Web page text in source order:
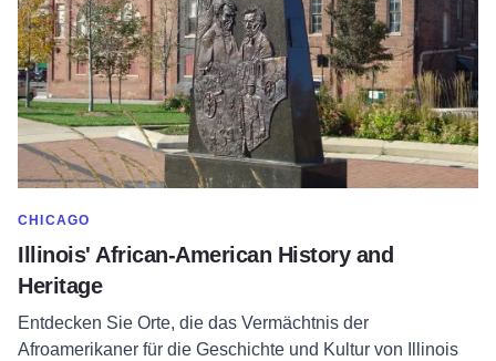
MEHR ANZEIGEN IN DER KATEGORIE
CHICAGO
Illinois' African-American History and
Heritage
Entdecken Sie Orte, die das Vermächtnis der
Afroamerikaner für die Geschichte und Kultur von Illinois